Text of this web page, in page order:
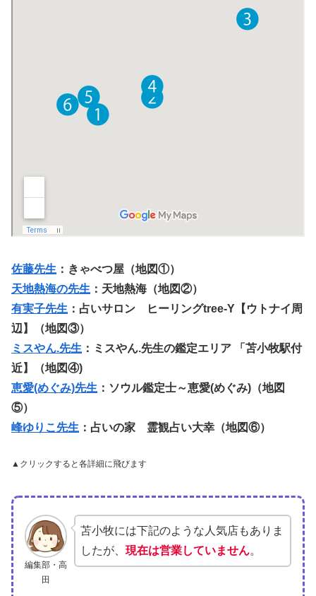
佐藤先生 ：きゃべつ屋 （地図①）
天地熱海の先生 ：天地熱海 （地図②）
有実子先生 ：占いサロン ヒーリングtree-Y【ウトナイ周
辺】（地図③）
ミスやん.先生 ：ミスやん.先生の鑑定エリア 「苫小牧駅付
近】（地図④)
恵愛(めぐみ)先生 ：ソウル鑑定士～恵愛(めぐみ)（地図
⑤）
峰ゆりこ先生 ：占いの家 霊観占い大幸（地図⑥）
▲クリックすると各詳細に飛びます
編集部・高
田
苫小牧には下記のような人気店もありま
したが、現在は営業していません。